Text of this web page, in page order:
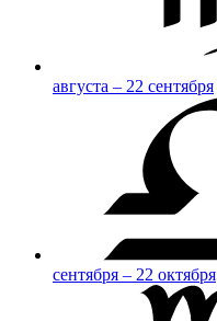
августа – 22 сентября
сентября – 22 октября